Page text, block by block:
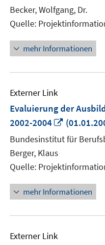
öffnen
Becker, Wolfgang, Dr.
Quelle:
mehr Informationen
Externer Link
Evaluierung der
2002-2004
In
neuem
Fenster
Bundesinstitut für
Berger, Klaus
Quelle:
mehr Informationen
Externer Link